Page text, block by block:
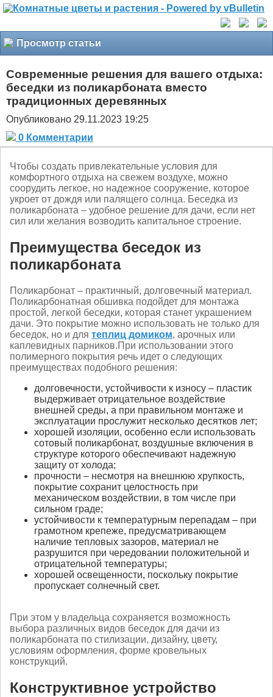
Просмотр статьи
Современные решения для вашего отдыха:
беседки из поликарбоната вместо
традиционных деревянных
Опубликовано 29.11.2023 19:25
0 Комментарии
Чтобы создать привлекательные условия для
комфортного отдыха на свежем воздухе, можно
соорудить легкое, но надежное сооружение, которое
укроет от дождя или палящего солнца. Беседка из
поликарбоната – удобное решение для дачи, если нет
сил или желания возводить капитальное строение.
Преимущества беседок из
поликарбоната
Поликарбонат – практичный, долговечный материал.
Поликарбонатная обшивка подойдет для монтажа
простой, легкой беседки, которая станет украшением
дачи. Это покрытие можно использовать не только для
беседок, но и для теплиц домиком, арочных или
каплевидных парников.При использовании этого
полимерного покрытия речь идет о следующих
преимуществах подобного решения:
долговечности, устойчивости к износу – пластик
выдерживает отрицательное воздействие
внешней среды, а при правильном монтаже и
эксплуатации прослужит несколько десятков лет;
хорошей изоляции, особенно если использовать
сотовый поликарбонат, воздушные включения в
структуре которого обеспечивают надежную
защиту от холода;
прочности – несмотря на внешнюю хрупкость,
покрытие сохранит целостность при
механическом воздействии, в том числе при
сильном граде;
устойчивости к температурным перепадам – при
грамотном крепеже, предусматривающем
наличие тепловых зазоров, материал не
разрушится при чередовании положительной и
отрицательной температуры;
хорошей освещенности, поскольку покрытие
пропускает солнечный свет.
При этом у владельца сохраняется возможность
выбора различных видов беседок для дачи из
поликарбоната по стилизации, дизайну, цвету,
условиям оформления, форме кровельных
конструкций.
Конструктивное устройство